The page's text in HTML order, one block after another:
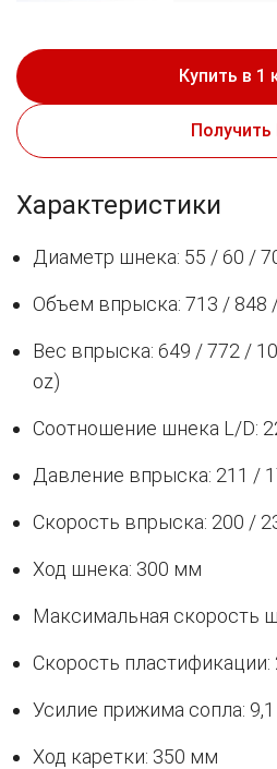
Купить в 1
Получить
Характеристики
Диаметр шнека: 55 / 60 /
Объем впрыска: 713 / 848
Вес впрыска: 649 / 772 /
oz)
Соотношение шнека L/D:
Давление впрыска: 211 /
Скорость впрыска: 200 /
Ход шнека: 300 мм
Максимальная скорость
Скорость пластификации:
Усилие прижима сопла: 9,1
Ход каретки: 350 мм